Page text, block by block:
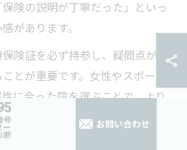
険の説明が丁寧だった」といっ
があります。
険証を必ず持参し、疑問点があ
とが重要です。女性やスポーツ
に合った院を選ぶことで、より
できます。
号
ー
断
お問い合わせ